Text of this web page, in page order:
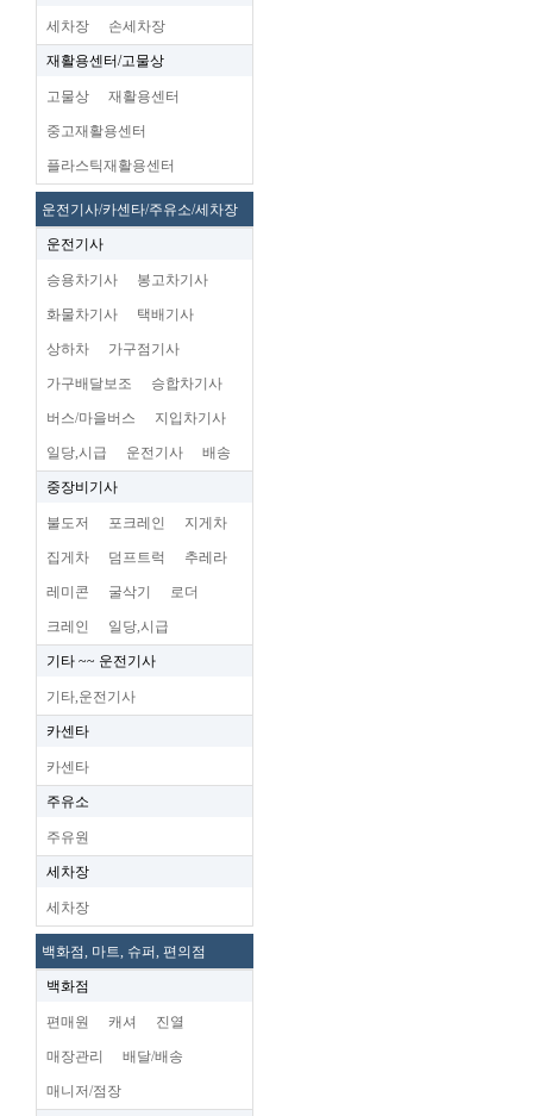
세차장 손세차장
재활용센터/고물상
고물상 재활용센터
중고재활용센터
플라스틱재활용센터
운전기사/카센타/주유소/세차장
운전기사
승용차기사 봉고차기사
화물차기사 택배기사
상하차 가구점기사
가구배달보조 승합차기사
버스/마을버스 지입차기사
일당,시급 운전기사 배송
중장비기사
불도저 포크레인 지게차
집게차 덤프트럭 추레라
레미콘 굴삭기 로더
크레인 일당,시급
기타 ~~ 운전기사
기타,운전기사
카센타
카센타
주유소
주유원
세차장
세차장
백화점, 마트, 슈퍼, 편의점
백화점
편매원 캐셔 진열
매장관리 배달/배송
매니저/점장